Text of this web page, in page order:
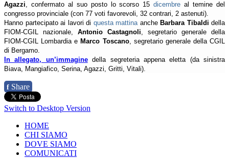
Agazzi, confermato al suo posto lo scorso 15dicembreal temine del
congresso provinciale (con 77 voti favorevoli, 32 contrari, 2 astenuti).
Hanno partecipato ai lavori di questa mattinaanche Barbara Tibaldi della
FIOM-CGIL nazionale, Antonio Castagnoli, segretario generale della
FIOM-CGIL Lombardia e Marco Toscano, segretario generale della CGIL
di Bergamo.
In allegato, un’immaginedella segreteria appena eletta (da sinistra
Biava, Mangiafico, Serina, Agazzi, Gritti, Vitali).
f Share
Switch to Desktop Version
HOME
CHI SIAMO
DOVE SIAMO
COMUNICATI